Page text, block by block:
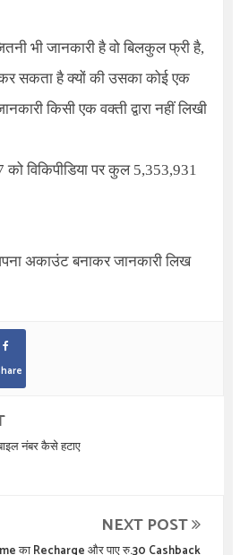
भी जानकारी है वो बिलकुल फ्री है,
सकता है क्यों की उसका कोई एक
किसी एक वक्ती द्वारा नहीं लिखी
विकिपीडिया पर कुल 5,353,931
अकाउंट बनाकर जानकारी लिख
नंबर कैसे हटाए
NEXT POST
का Recharge और पाए रु.30 Cashback